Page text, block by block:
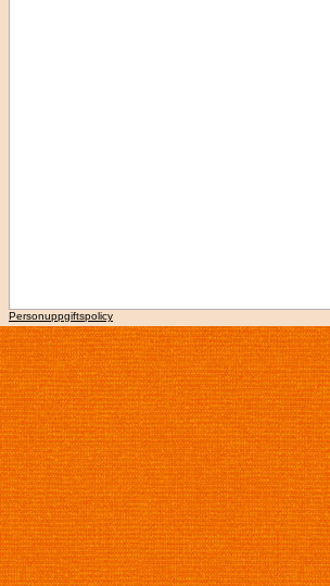
Personuppgiftspolicy